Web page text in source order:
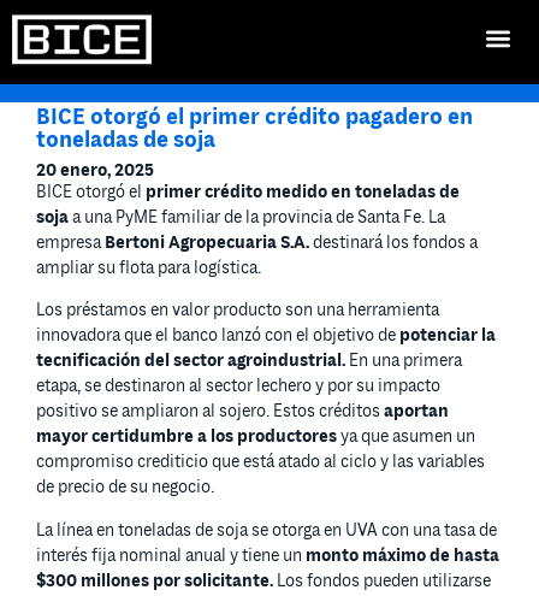
BICE otorgó el primer crédito pagadero en
toneladas de soja
20 enero, 2025
BICE otorgó el primer crédito medido en toneladas de
sojaa una PyME familiar de la provincia de Santa Fe. La
empresaBertoni Agropecuaria S.A.destinará los fondos a
ampliar su flota para logística.
Los préstamos en valor producto son una herramienta
innovadora que el banco lanzó con el objetivo de potenciar la
tecnificación del sector agroindustrial. En una primera
etapa, se destinaron al sector lechero y por su impacto
positivo se ampliaron al sojero. Estos créditosaportan
mayor certidumbre a los productoresya que asumen un
compromiso crediticio que está atado al ciclo y las variables
de precio de su negocio.
La línea en toneladas de soja se otorga en UVA con una tasa de
interés fija nominal anual y tiene un monto máximo de hasta
$300 millones por solicitante. Los fondos pueden utilizarse